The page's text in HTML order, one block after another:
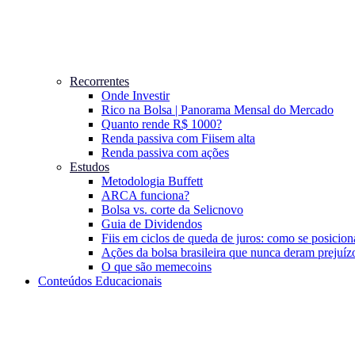
Recorrentes
Onde Investir
Rico na Bolsa | Panorama Mensal do Mercado
Quanto rende R$ 1000?
Renda passiva com Fiisem alta
Renda passiva com ações
Estudos
Metodologia Buffett
ARCA funciona?
Bolsa vs. corte da Selicnovo
Guia de Dividendos
Fiis em ciclos de queda de juros: como se
Ações da bolsa brasileira que nunca deram
O que são memecoins
Conteúdos Educacionais